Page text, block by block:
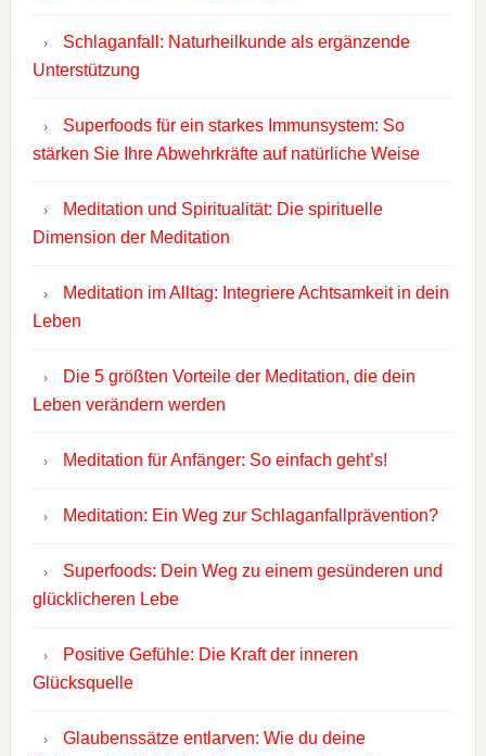
Schlaganfall: Naturheilkunde als ergänzende
Unterstützung
Superfoods für ein starkes Immunsystem: So
stärken Sie Ihre Abwehrkräfte auf natürliche Weise
Meditation und Spiritualität: Die spirituelle
Dimension der Meditation
Meditation im Alltag: Integriere Achtsamkeit in dein
Leben
Die 5 größten Vorteile der Meditation, die dein
Leben verändern werden
Meditation für Anfänger: So einfach geht’s!
Meditation: Ein Weg zur Schlaganfallprävention?
Superfoods: Dein Weg zu einem gesünderen und
glücklicheren Lebe
Positive Gefühle: Die Kraft der inneren
Glücksquelle
Glaubenssätze entlarven: Wie du deine